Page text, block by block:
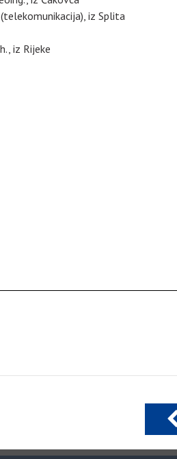
iz Splita
iz Rijeke